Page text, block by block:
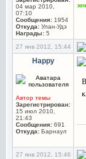
04 мар 2010,
07:10
Сообщения: 1954
Откуда: Улан-Удэ
Награды: 5
27 янв 2012, 15:44
Happy
Автор темы
Зарегистрирован:
15 июл 2010,
21:43
Сообщения: 691
Откуда: Барнаул
27 янв 2012, 15:46